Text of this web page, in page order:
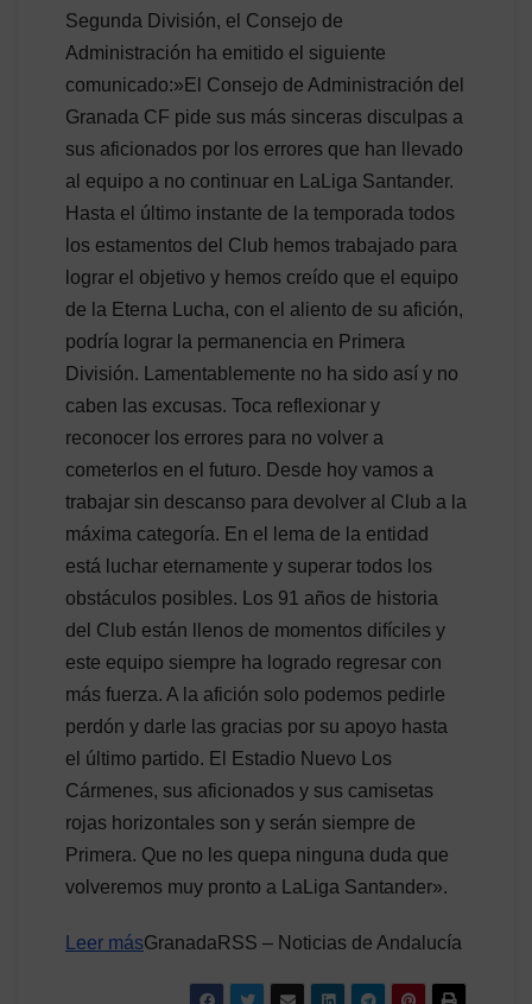
Segunda División, el Consejo de
Administración ha emitido el siguiente
comunicado:»El Consejo de Administración del
Granada CF pide sus más sinceras disculpas a
sus aficionados por los errores que han llevado
al equipo a no continuar en LaLiga Santander.
Hasta el último instante de la temporada todos
los estamentos del Club hemos trabajado para
lograr el objetivo y hemos creído que el equipo
de la Eterna Lucha, con el aliento de su afición,
podría lograr la permanencia en Primera
División. Lamentablemente no ha sido así y no
caben las excusas. Toca reflexionar y
reconocer los errores para no volver a
cometerlos en el futuro. Desde hoy vamos a
trabajar sin descanso para devolver al Club a la
máxima categoría. En el lema de la entidad
está luchar eternamente y superar todos los
obstáculos posibles. Los 91 años de historia
del Club están llenos de momentos difíciles y
este equipo siempre ha logrado regresar con
más fuerza. A la afición solo podemos pedirle
perdón y darle las gracias por su apoyo hasta
el último partido. El Estadio Nuevo Los
Cármenes, sus aficionados y sus camisetas
rojas horizontales son y serán siempre de
Primera. Que no les quepa ninguna duda que
volveremos muy pronto a LaLiga Santander».
Leer másGranadaRSS – Noticias de Andalucía